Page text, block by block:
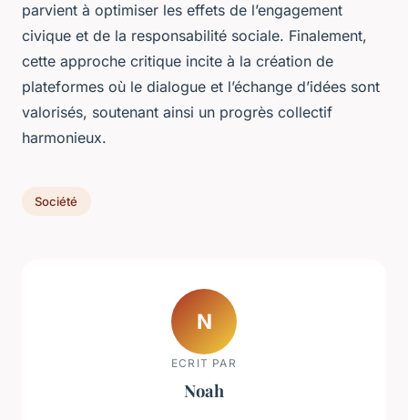
parvient à optimiser les effets de l’engagement
civique et de la responsabilité sociale. Finalement,
cette approche critique incite à la création de
plateformes où le dialogue et l’échange d’idées sont
valorisés, soutenant ainsi un progrès collectif
harmonieux.
Société
N
ECRIT PAR
Noah